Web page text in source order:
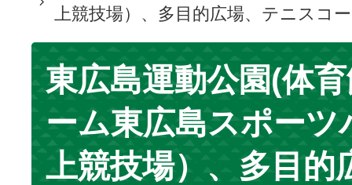
位
置
上競技場）、多目的広場、テニスコ
東広島運動公園(体
ーム東広島スポーツ
上競技場）、多目的